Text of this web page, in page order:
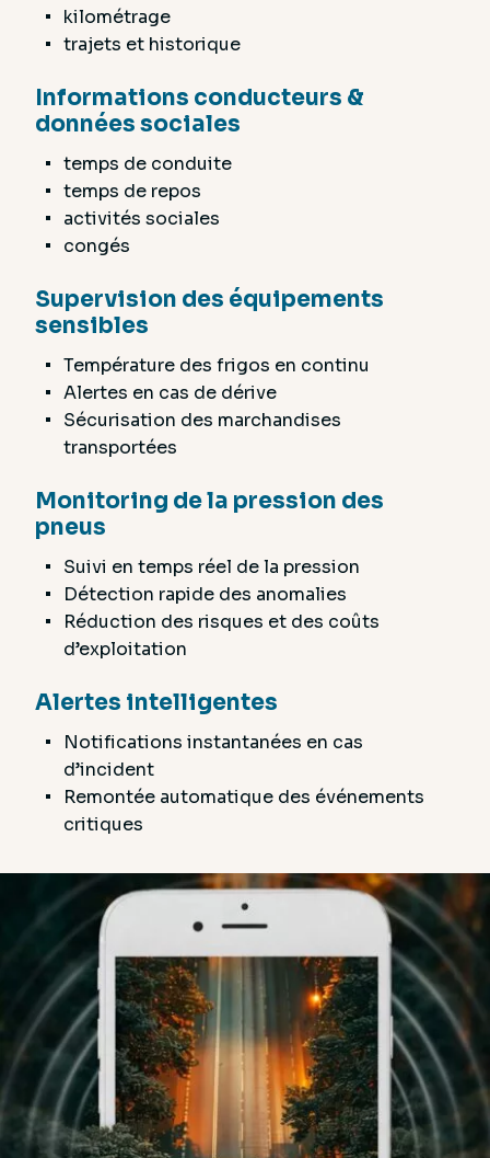
kilométrage
trajets et historique
Informations conducteurs &
données sociales
temps de conduite
temps de repos
activités sociales
congés
Supervision des équipements
sensibles
Température des frigos en continu
Alertes en cas de dérive
Sécurisation des marchandises
transportées
Monitoring de la pression des
pneus
Suivi en temps réel de la pression
Détection rapide des anomalies
Réduction des risques et des coûts
d’exploitation
Alertes intelligentes
Notifications instantanées en cas
d’incident
Remontée automatique des événements
critiques